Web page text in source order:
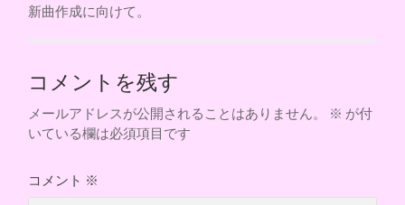
新曲作成に向けて。
コメントを残す
メールアドレスが公開されることはありません。 ※ が付
いている欄は必須項目です
コメント ※